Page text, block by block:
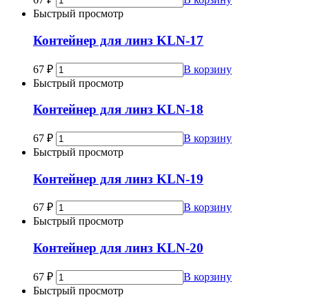
Быстрый просмотр
Контейнер для линз KLN-17
67 ₽
В корзину
Быстрый просмотр
Контейнер для линз KLN-18
67 ₽
В корзину
Быстрый просмотр
Контейнер для линз KLN-19
67 ₽
В корзину
Быстрый просмотр
Контейнер для линз KLN-20
67 ₽
В корзину
Быстрый просмотр